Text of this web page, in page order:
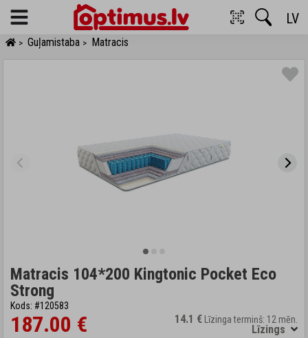
Menu LV
> Guļamistaba > Matracis
Matracis 104*200 Kingtonic Pocket Eco
Strong
Kods: #120583
187.00 € 14.1 € Līzinga termiņš: 12 mēn.
Līzings